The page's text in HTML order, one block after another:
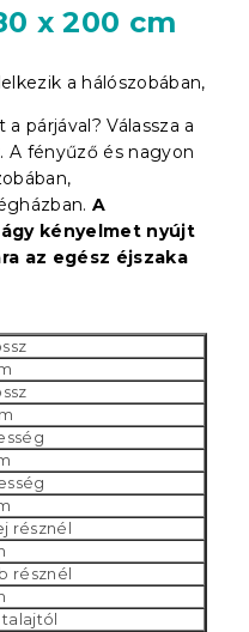
x 200 cm
a hálószobában,
párjával? Válassza a
fényűző és nagyon
A
kényelmet nyújt
az egész éjszaka
résznél
résznél